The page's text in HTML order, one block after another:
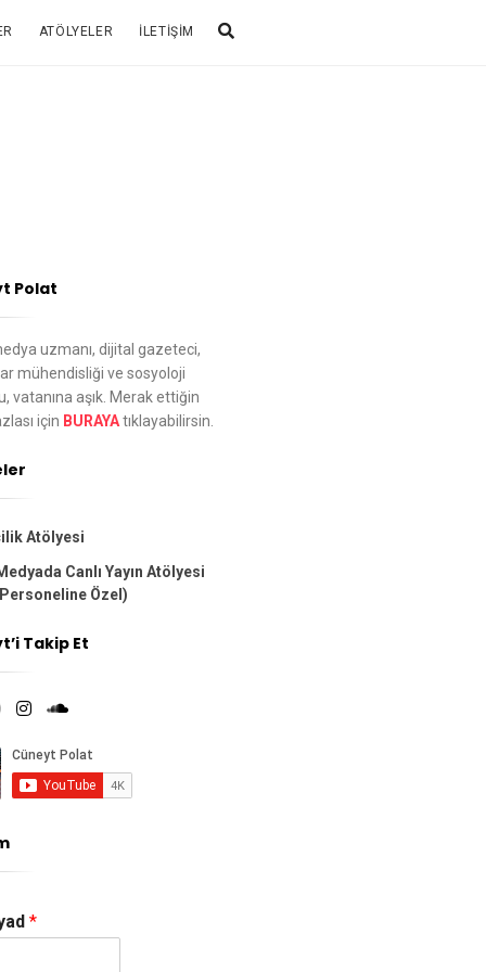
ATÖLYELER İLETIŞIM
Polat
uzmanı, dijital gazeteci,
mühendisliği ve sosyoloji
vatanına aşık. Merak ettiğin
için BURAYAtıklayabilirsin.
Atölyesi
Canlı Yayın Atölyesi
Özel)
Takip Et
*